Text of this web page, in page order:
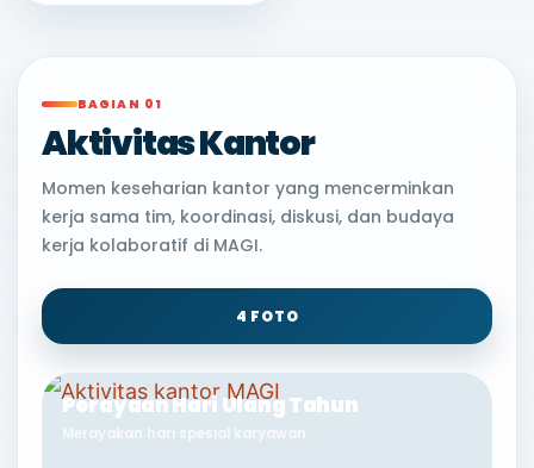
BAGIAN 01
Aktivitas Kantor
Momen keseharian kantor yang mencerminkan
kerja sama tim, koordinasi, diskusi, dan budaya
kerja kolaboratif di MAGI.
4 FOTO
Perayaan Hari Ulang Tahun
Merayakan hari spesial karyawan.